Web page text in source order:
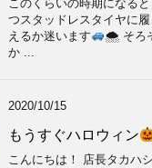
このくらいの時期になる
つスタッドレスタイヤに
えるか迷います
🌨 そろ
か ...
2020/10/15
もうすぐハロウィン
こんにちは！ 店長タカハ